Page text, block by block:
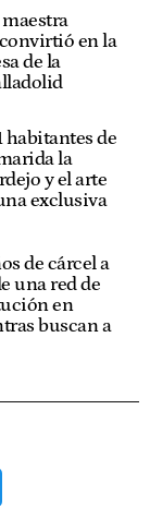
en la
de la
habitantes de
la
y el arte
exclusiva
de cárcel a
una red de
en
buscan a